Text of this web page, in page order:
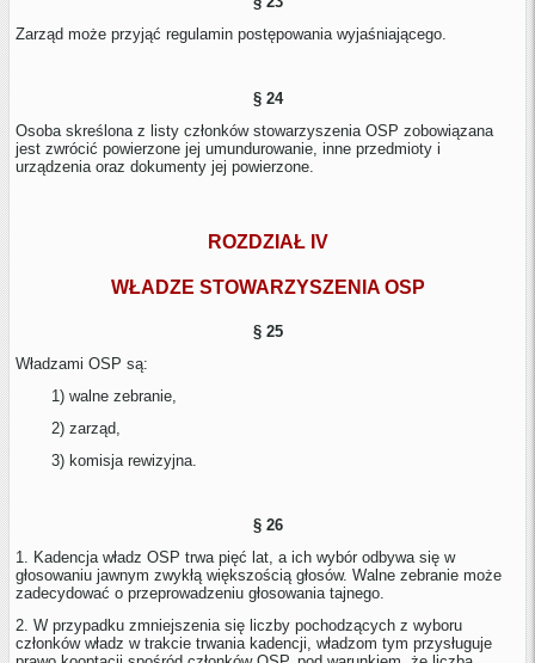
Zarząd może przyjąć regulamin postępowania wyjaśniającego.
§ 24
Osoba skreślona z listy członków stowarzyszenia OSP zobowiązana
jest zwrócić powierzone jej umundurowanie, inne przedmioty i
urządzenia oraz dokumenty jej powierzone.
ROZDZIAŁ IV
WŁADZE STOWARZYSZENIA OSP
§ 25
Władzami OSP są:
1) walne zebranie,
2) zarząd,
3) komisja rewizyjna.
§ 26
1. Kadencja władz OSP trwa pięć lat, a ich wybór odbywa się w
głosowaniu jawnym zwykłą większością głosów. Walne zebranie może
zadecydować o przeprowadzeniu głosowania tajnego.
2. W przypadku zmniejszenia się liczby pochodzących z wyboru
członków władz w trakcie trwania kadencji, władzom tym przysługuje